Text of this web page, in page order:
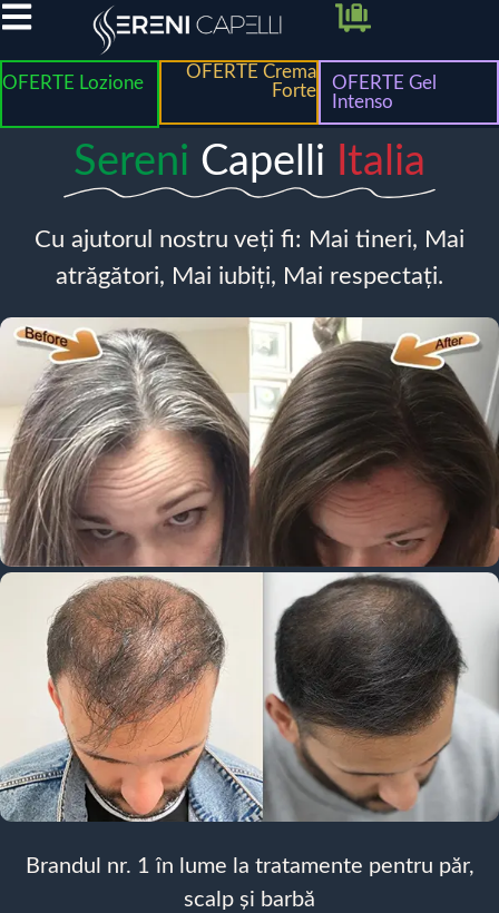
OFERTE Lozione
OFERTE Crema
Forte
OFERTE Gel
Intenso
Sereni Capelli Italia
Cu ajutorul nostru veți fi: Mai tineri, Mai
atrăgători, Mai iubiți, Mai respectați.
Brandul nr. 1 în lume la tratamente pentru păr,
scalp și barbă